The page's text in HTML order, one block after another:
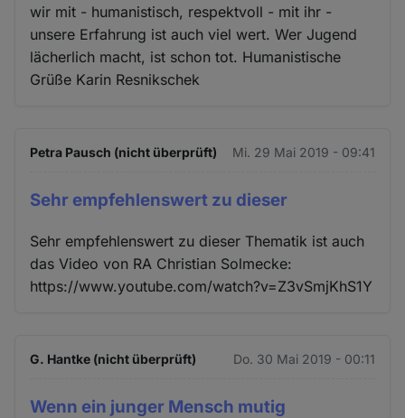
wir mit - humanistisch, respektvoll - mit ihr -
unsere Erfahrung ist auch viel wert. Wer Jugend
lächerlich macht, ist schon tot. Humanistische
Grüße Karin Resnikschek
Petra Pausch (nicht überprüft) Mi. 29 Mai 2019 - 09:41
Sehr empfehlenswert zu dieser
Sehr empfehlenswert zu dieser Thematik ist auch
das Video von RA Christian Solmecke:
https://www.youtube.com/watch?v=Z3vSmjKhS1Y
G. Hantke (nicht überprüft) Do. 30 Mai 2019 - 00:11
Wenn ein junger Mensch mutig